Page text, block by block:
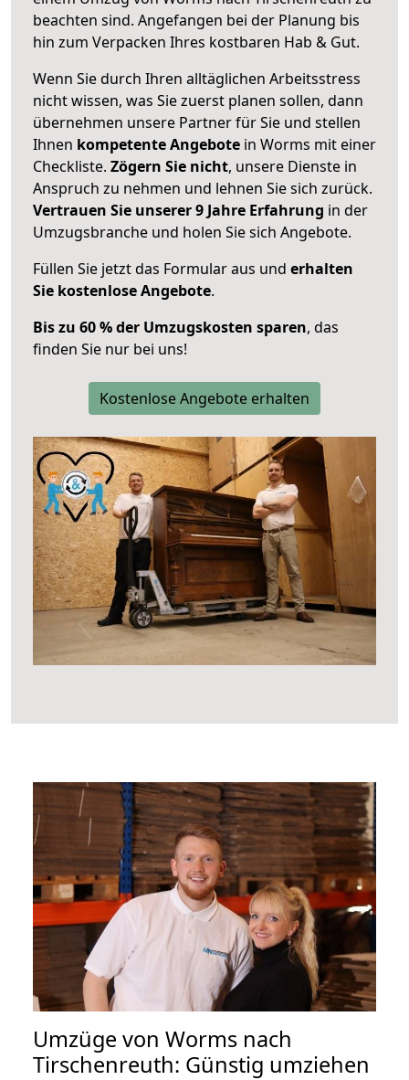
beachten sind. Angefangen bei der Planung bis
hin zum Verpacken Ihres kostbaren Hab & Gut.
Wenn Sie durch Ihren alltäglichen Arbeitsstress
nicht wissen, was Sie zuerst planen sollen, dann
übernehmen unsere Partner für Sie und stellen
Ihnen kompetente Angebote in Worms mit einer
Checkliste. Zögern Sie nicht, unsere Dienste in
Anspruch zu nehmen und lehnen Sie sich zurück.
Vertrauen Sie unserer 9 Jahre Erfahrung in der
Umzugsbranche und holen Sie sich Angebote.
Füllen Sie jetzt das Formular aus und erhalten
Sie kostenlose Angebote.
Bis zu 60 % der Umzugskosten sparen, das
finden Sie nur bei uns!
Kostenlose Angebote erhalten
Umzüge von Worms nach
Tirschenreuth: Günstig umziehen